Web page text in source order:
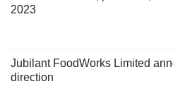
2023
Jubilant FoodWorks Limited
direction